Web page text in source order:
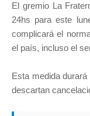
El gremio La
24hs para este
complicará el
el país, incluso el
Esta medida
descartan